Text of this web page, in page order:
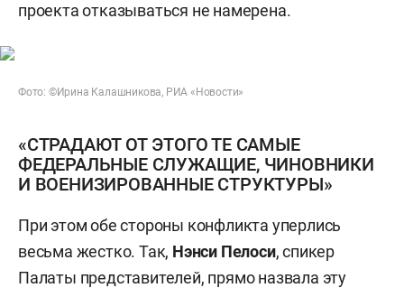
проекта отказываться не намерена.
Фото: ©Ирина Калашникова, РИА «Новости»
«СТРАДАЮТ ОТ ЭТОГО ТЕ САМЫЕ
ФЕДЕРАЛЬНЫЕ СЛУЖАЩИЕ, ЧИНОВНИКИ
И ВОЕНИЗИРОВАННЫЕ СТРУКТУРЫ»
При этом обе стороны конфликта уперлись
весьма жестко. Так, Нэнси Пелоси, спикер
Палаты представителей, прямо назвала эту